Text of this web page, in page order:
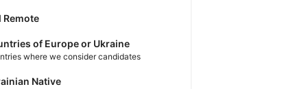
Remote
of Europe or Ukraine
where we consider candidates
Native